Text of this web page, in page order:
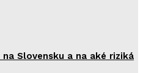
Slovensku a na aké riziká